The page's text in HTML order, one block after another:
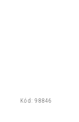
Kód: 98846